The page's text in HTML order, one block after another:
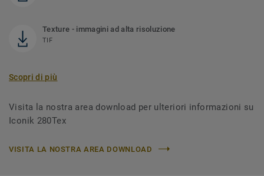
Texture - immagini ad alta risoluzione
TIF
Scopri di più
Visita la nostra area download per ulteriori informazioni su
Iconik 280Tex
VISITA LA NOSTRA AREA DOWNLOAD